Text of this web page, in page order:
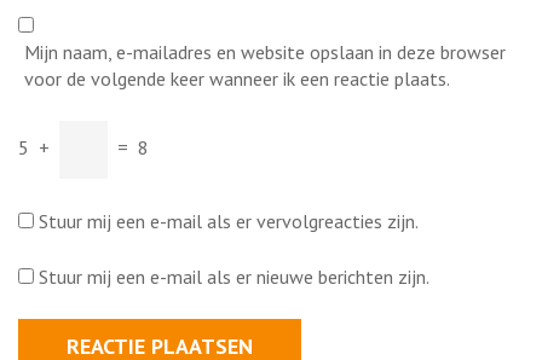
Mijn naam, e-mailadres en website opslaan in deze browser
voor de volgende keer wanneer ik een reactie plaats.
5 + = 8
Stuur mij een e-mail als er vervolgreacties zijn.
Stuur mij een e-mail als er nieuwe berichten zijn.